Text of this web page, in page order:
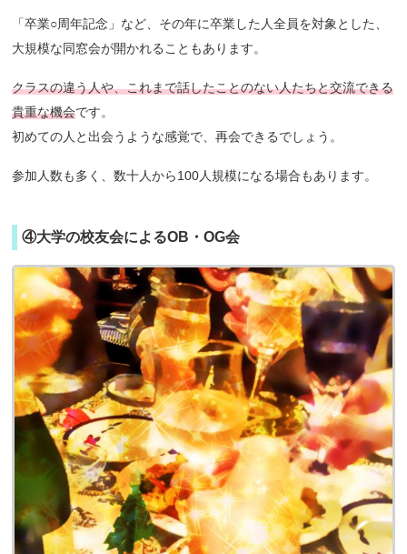
「卒業○周年記念」など、その年に卒業した人全員を対象とした、
大規模な同窓会が開かれることもあります。
クラスの違う人や、これまで話したことのない人たちと交流できる
貴重な機会です。
初めての人と出会うような感覚で、再会できるでしょう。
参加人数も多く、数十人から100人規模になる場合もあります。
④大学の校友会によるOB・OG会